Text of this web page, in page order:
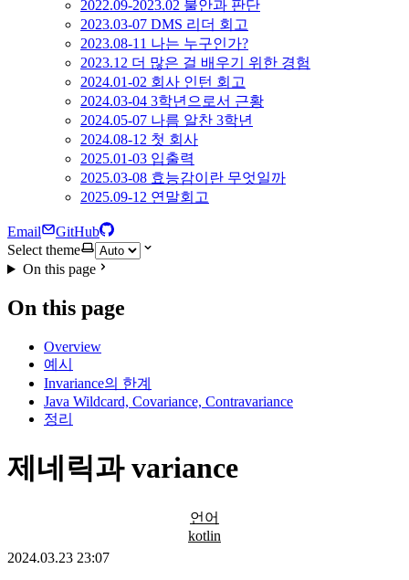
2022.09-2023.02 불안과 판단
2023.03-07 DMS 리더 회고
2023.08-11 나는 누구인가?
2023.12 더 많은 걸 배우기 위한 경험
2024.01-02 회사 인턴 회고
2024.03-04 3학년으로서 근황
2024.05-07 나름 알찬 3학년
2024.08-12 첫 회사
2025.01-03 입출력
2025.03-08 효능감이란 무엇일까
2025.09-12 연말회고
Email
GitHub
Select theme
On this page
On this page
Overview
예시
Invariance의 한계
Java Wildcard, Covariance, Contravariance
정리
제네릭과 variance
언어
kotlin
2024.03.23 23:07